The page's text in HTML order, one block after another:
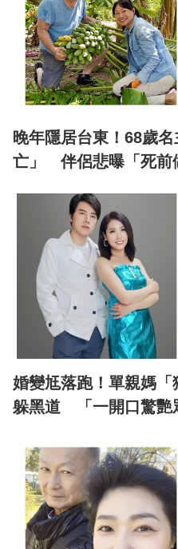
晚年隱居台東！68歲
亡」 伴侶悲曝「死前
婚變尪落跑！單親媽
躲黑道 「一開口驚艷